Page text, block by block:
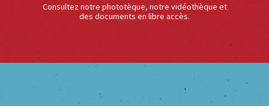
Consultez notre phototèque, notre vidéothèque et
des documents en libre accès.